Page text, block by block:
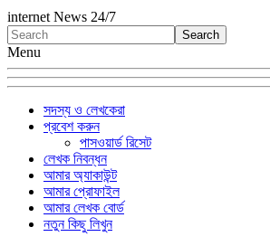
internet News 24/7
Menu
সদস্য ও লেখকেরা
প্রবেশ করুন
পাসওয়ার্ড রিসেট
লেখক নিবন্ধন
আমার অ্যাকাউন্ট
আমার প্রোফাইল
আমার লেখক বোর্ড
নতুন কিছু লিখুন